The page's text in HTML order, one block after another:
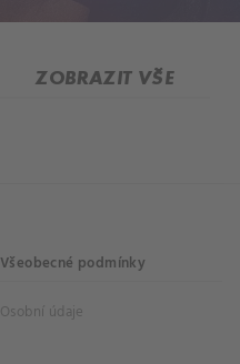
ZOBRAZIT VŠE
Všeobecné podmínky
Osobní údaje